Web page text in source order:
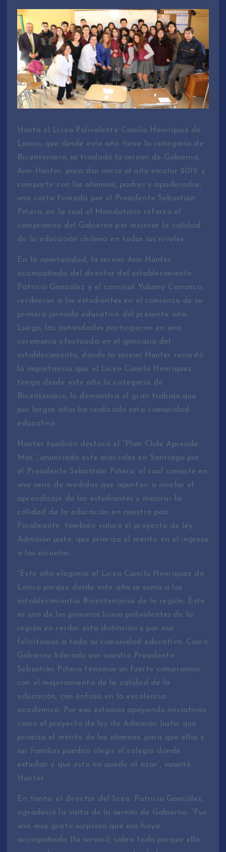
Hasta el Liceo Polivalente Camilo Henríquez de
Lanco, que desde este año tiene la categoría de
Bicentenario, se trasladó la seremi de Gobierno,
Ann Hunter, para dar inicio al año escolar 2019, y
compartir con los alumnos, padres y apoderados,
una carta firmada por el Presidente Sebastián
Piñera, en la cual el Mandatario reforzó el
compromiso del Gobierno por mejorar la calidad
de la educación chilena en todos sus niveles.
En la oportunidad, la seremi Ann Hunter,
acompañada del director del establecimiento
Patricio González y el concejal Yubany Carrasco,
recibieron a los estudiantes en el comienzo de su
primera jornada educativa del presente año.
Luego, las autoridades participaron en una
ceremonia efectuada en el gimnasio del
establecimiento, donde la seremi Hunter recordó
la importancia que el Liceo Camilo Henríquez
tenga desde este año la categoría de
Bicentenario, lo demuestra el gran trabajo que
por largos años ha realizado esta comunidad
educativa.
Hunter también destacó el “Plan Chile Aprende
Más”, anunciado este miércoles en Santiago por
el Presidente Sebastián Piñera, el cual consiste en
una serie de medidas que apuntan a nivelar el
aprendizaje de los estudiantes y mejorar la
calidad de la educación en nuestro país.
Finalmente, también valoró el proyecto de ley
Admisión justa, que prioriza el mérito en el ingreso
a las escuelas.
“Este año elegimos el Liceo Camilo Henríquez de
Lanco porque desde este año se suma a los
establecimientos Bicentenarios de la región. Este
es uno de los primeros liceos polivalentes de la
región en recibir esta distinción y por eso
felicitamos a toda su comunidad educativa. Como
Gobierno liderado por nuestro Presidente
Sebastián Piñera tenemos un fuerte compromiso
con el mejoramiento de la calidad de la
educación, con énfasis en la excelencia
académica. Por eso estamos apoyando iniciativas
como el proyecto de ley de Admisión Justa, que
prioriza el mérito de los alumnos, para que ellos y
sus familias puedan elegir el colegio donde
estudiar y que esto no quede al azar”, apuntó
Hunter.
En tanto, el director del liceo, Patricio González,
agradeció la visita de la seremi de Gobierno. “Fue
una muy grata sorpresa que nos haya
acompañado (la seremi), sobre todo porque ella